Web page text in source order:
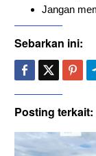
Jangan
Sebarkan ini:
Posting terkait: